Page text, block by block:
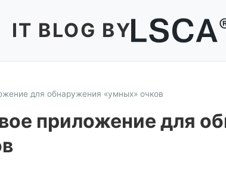
IT BLOG BY
для обнаружения «умных» очков
приложение для